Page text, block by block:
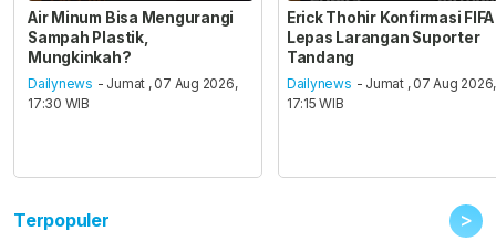
Air Minum Bisa Mengurangi
Sampah Plastik,
Mungkinkah?
Dailynews - Jumat , 07 Aug 2026,
17:30 WIB
Erick Thohir Konfirmasi FIFA
Lepas Larangan Suporter
Tandang
Dailynews - Jumat , 07 Aug 2026,
17:15 WIB
Terpopuler >